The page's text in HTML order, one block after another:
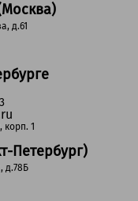
д.61
корп. 1
Петербург)
д.78Б